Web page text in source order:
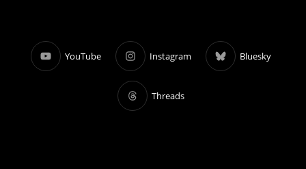
YouTube Instagram Bluesky
Threads